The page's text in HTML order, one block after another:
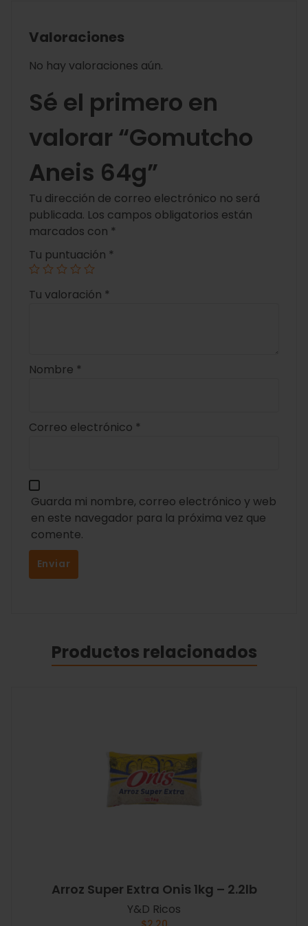
Valoraciones
No hay valoraciones aún.
Sé el primero en
valorar “Gomutcho
Aneis 64g”
Tu dirección de correo electrónico no será
publicada. Los campos obligatorios están
marcados con *
Tu puntuación *
Tu valoración *
Nombre *
Correo electrónico *
Guarda mi nombre, correo electrónico y web
en este navegador para la próxima vez que
comente.
Productos relacionados
Arroz Super Extra Onis 1kg – 2.2lb
Y&D Ricos